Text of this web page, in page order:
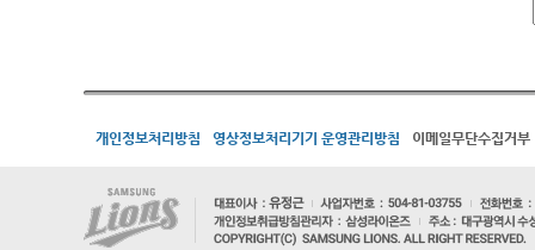
개인정보처리방침 영상정보처리기기 운영관리방침 이메일무단수집거부